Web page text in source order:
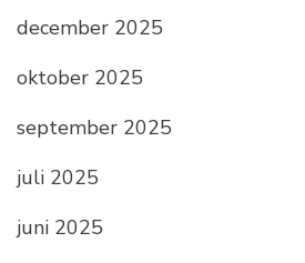
december 2025
oktober 2025
september 2025
juli 2025
juni 2025